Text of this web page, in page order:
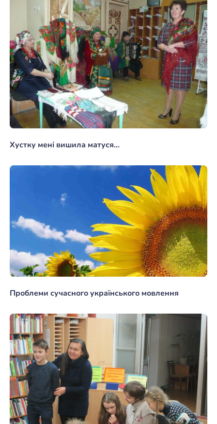
Хустку мені вишила матуся...
Проблеми сучасного українського мовлення